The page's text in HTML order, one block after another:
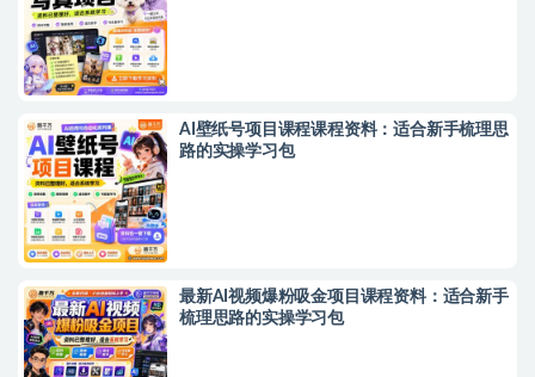
AI壁纸号项目课程课程资料：适合新手梳理思
路的实操学习包
最新AI视频爆粉吸金项目课程资料：适合新手
梳理思路的实操学习包